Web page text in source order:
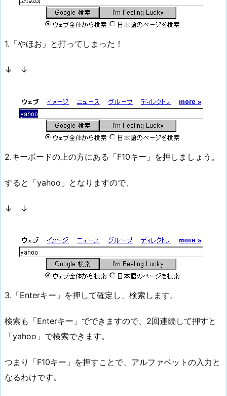
1.「やほお」と打ってしまった！
↓ ↓
2.キーボードの上の方にある「F10キー」を押しましょう。
すると「yahoo」となりますので、
↓ ↓
3.「Enterキー」を押して確定し、検索します。
検索も「Enterキー」でできますので、2回連続して押すと
「yahoo」で検索できます。
つまり「F10キー」を押すことで、アルファベットの入力と
なるわけです。